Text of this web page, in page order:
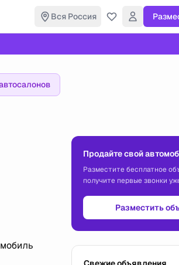
Вся Россия
Продайте свой
Разместите бесплатное
получите первые звонки
Разместить